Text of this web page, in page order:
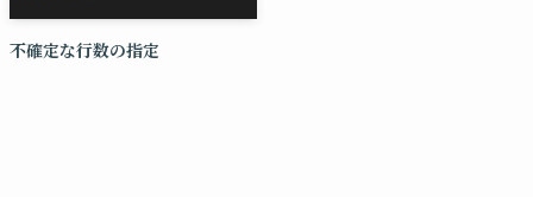
不確定な行数の指定